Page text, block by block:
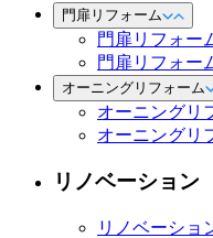
門扉リフォーム
門扉リフォー
門扉リフォー
オーニングリフォーム
オーニングリ
オーニングリ
リノベーション
リノベーショ